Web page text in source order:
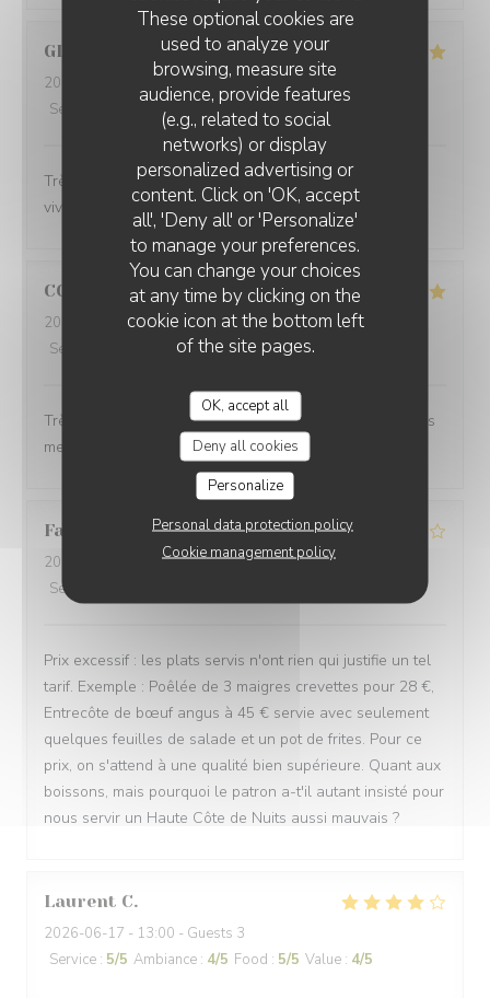
These optional cookies are
used to analyze your
browsing, measure site
audience, provide features
(e.g., related to social
networks) or display
personalized advertising or
content. Click on 'OK, accept
all', 'Deny all' or 'Personalize'
to manage your preferences.
You can change your choices
at any time by clicking on the
cookie icon at the bottom left
of the site pages.
OK, accept all
Deny all cookies
Personalize
Personal data protection policy
Cookie management policy
GILLES
2026-07-17
- 19:45 - Guests 2
Service
Ambiance 5 /5 Food Value
Très bon accueil Excellente cuisine A recommander
vivement 😀
CORINNE L
2026-07-08
- 12:30 - Guests 2
Service
Ambiance :5/5 Food:5/5 Value
Très beau cadre avec une équipe aux petits soins et des
mets délicieux !
Fabien
2026-06-24
- 20:00 - Guests 3
Service
Prix excessif : les plats servis n'ont rien qui justifie un tel
tarif. Exemple : Poêlée de 3 maigres crevettes pour 28 €,
Entrecôte de bœuf angus à 45 € servie avec seulement
quelques feuilles de salade et un pot de frites. Pour ce
prix, on s'attend à une qualité bien supérieure. Quant aux
boissons, mais pourquoi le patron a-t'il autant insisté pour
nous servir un Haute Côte de Nuits aussi mauvais ?
Laurent C
2026-06-17 - 13:00 - Guests 3
Service : 5/5 Ambiance : 4/5 Food : 5/5 Value : 4/5
PLEIN SUD